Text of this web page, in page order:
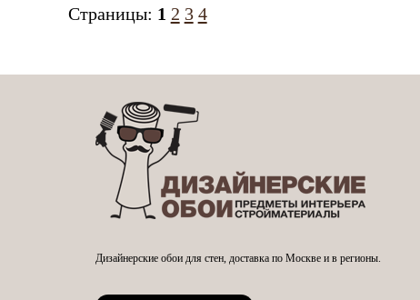
Страницы: 1 2 3 4
Дизайнерские обои для стен, доставка по Москве и в регионы.